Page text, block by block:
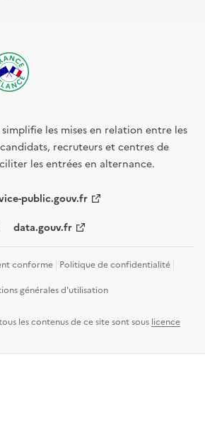
les mises en relation entre les
recruteurs et centres de
les entrées en alternance.
public.gouv.fr
data.gouv.fr
conforme Politique de confidentialité
générales d'utilisation
les contenus de ce site sont sous licence